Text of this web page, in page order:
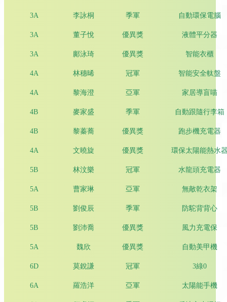
3A 李詠桐 季軍 自動環保電腦
3A 董子悅 優異獎 液體平分器
3A 鄺泳琦 優異獎 智能衣櫃
4A 林穗晞 冠軍 智能安全軚盤
4A 黎海澄 亞軍 家居導盲喵
4B 麥家盛 季軍 自動跟隨行李箱
4B 黎蓁蕎 優異獎 跑步機充電器
4A 文曉旋 優異獎 環保太陽能熱水
5B 林汶樂 冠軍 水龍頭充電器
5A 曹家琳 亞軍 無敵乾衣架
5B 劉俊辰 季軍 防駝背背心
5B 劉沛喬 優異獎 風力充電保
5A 魏欣 優異獎 自動美甲機
6D 莫銳謙 冠軍 3綠0
6A 羅浩洋 亞軍 太陽能手機